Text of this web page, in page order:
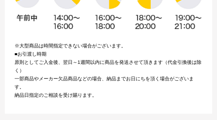
※大型商品は時間指定できない場合がございます。
■お引渡し時期
原則としてご入金後、翌日～1週間以内に商品を発送させて頂きます（代金引換後は除
く）
一部商品やメーカー欠品商品などの場合、納品までお日にちを頂く場合がございま
す。
納品日指定のご相談を受け賜ります。